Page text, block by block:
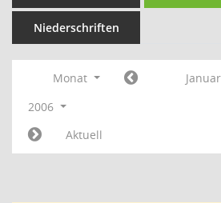
Niederschriften
Monat
Januar
2006
Aktuell